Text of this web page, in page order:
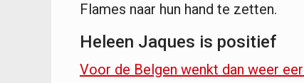
Flames naar hun hand te zetten.
Heleen Jaques is positief
Voor de Belgen wenkt dan weer